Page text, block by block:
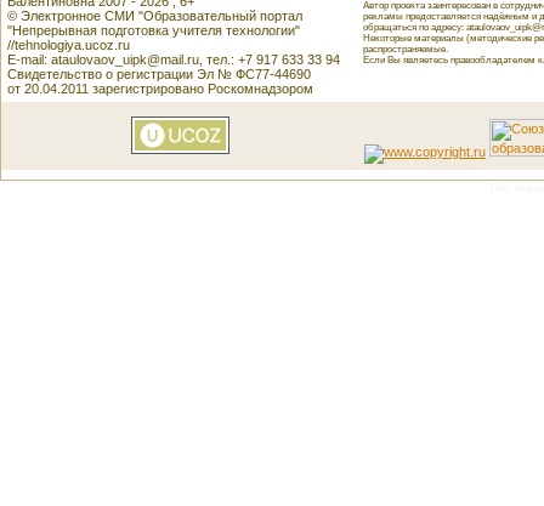
© Электронное СМИ "Образовательный портал
"Непрерывная подготовка учителя технологии"
//tehnologiya.ucoz.ru
E-mail: ataulovaov_uipk@mail.ru, тел.: +7 917 633 33 94
Свидетельство о регистрации Эл № ФС77-44690
от 20.04.2011 зарегистрировано Роскомнадзором
Автор проекта заинтересован в
рекламы предоставляется надёжным и
обращаться по адресу:
Некоторые материалы (методические
распространяемые.
Если Вы являетесь правообладателем